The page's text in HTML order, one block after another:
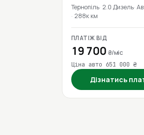
Тернопіль 2.0 Дизель
288к км
ПЛАТІЖ ВІД
19 700 ₴/міс
Ціна авто 651 000 ₴
Дізнатись